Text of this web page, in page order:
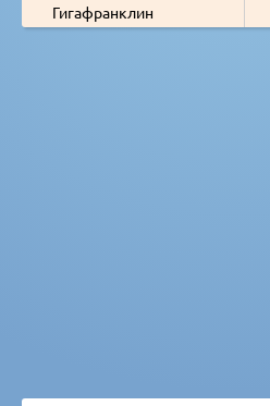
Гигафранклин